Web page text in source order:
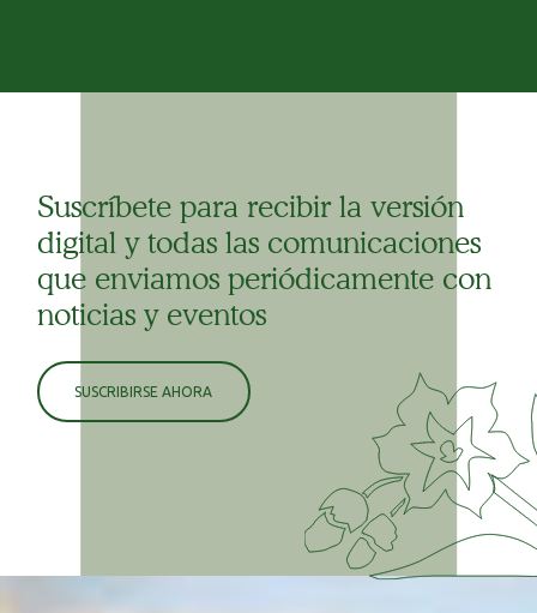
Suscríbete para recibir la versión
digital y todas las comunicaciones
que enviamos periódicamente con
noticias y eventos
SUSCRIBIRSE AHORA